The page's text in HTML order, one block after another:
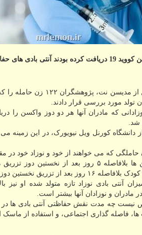
منتقل شده بود.
به گزارش مستر لمون به نقل
تولد مورد بررسی قرار دادند.
شد.
دانشگاه کورنل ویل نیویورک، در این زمینه
از خود و نوزاد خود در مقابل کووید ۱۹ محافظت کنند،
این مطالعه همین طور نشان داد که واکسن ها
نخستین دوز شروع می شود.
آنتی بادی نوزاد تازه متولد شده او
مادران و نوزادان آنها بیشتر است.
نیست چه مدت نقش حفاظتی آنتی بادی ها در
فاصله گذاری اجتماعی، و استفاده از